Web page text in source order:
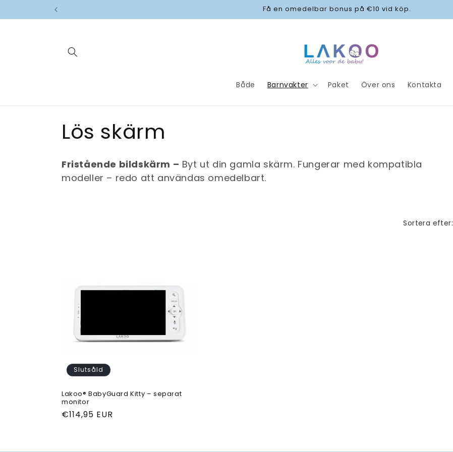
Få en omedelbar bonus på €10 vid köp.
Både Barnvakter Paket Över ons Kontakta
P
r
o
e
r
i
e
:
Lös skärm
Fristående bildskärm – Byt ut din gamla skärm. Fungerar med kompatibla
modeller – redo att användas omedelbart.
Sortera efter:
Slutsåld
Lakoo® BabyGuard Kitty – separat
monitor
Ordinarie
€114,95 EUR